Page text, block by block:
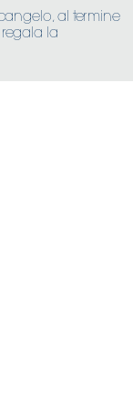
al termine
la